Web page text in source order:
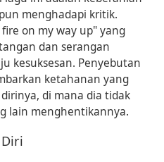
menghadapi kritik.
fire on my way up" yang
dan serangan
kesuksesan. Penyebutan
ketahanan yang
di mana dia tidak
lain menghentikannya.